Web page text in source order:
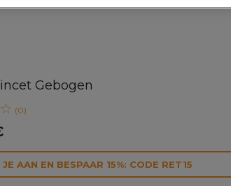
Gebogen
(0)
JE AAN EN BESPAAR 15%: CODE RET15